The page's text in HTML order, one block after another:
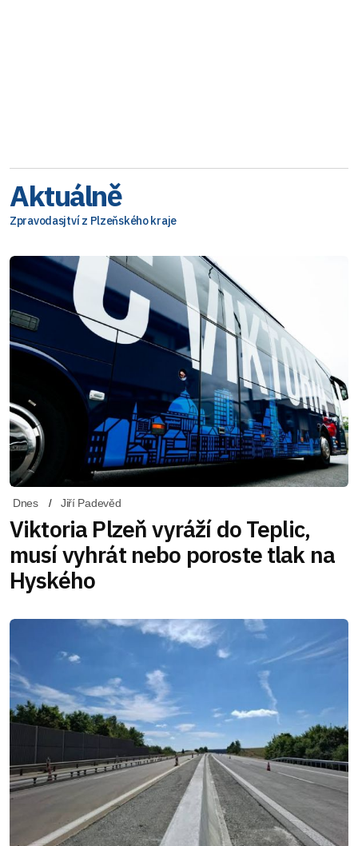
Aktuálně
Zpravodasjtví z Plzeňského kraje
Dnes Jiří Padevěd
Viktoria Plzeň vyráží do Teplic,
musí vyhrát nebo poroste tlak na
Hyského